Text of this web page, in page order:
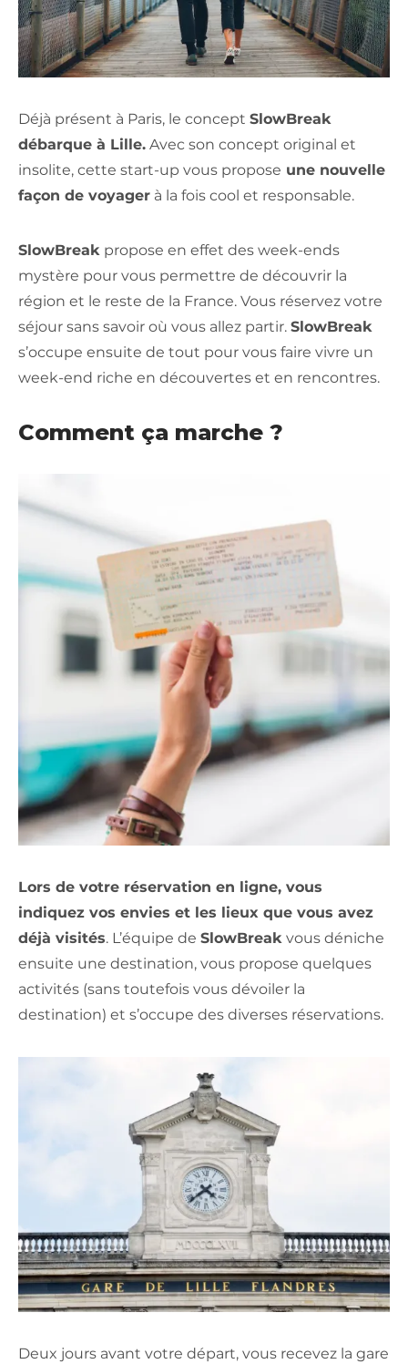
Déjà présent à Paris, le concept SlowBreak
débarque à Lille. Avec son concept original et
insolite, cette start-up vous propose une nouvelle
façon de voyager à la fois cool et responsable.
SlowBreak propose en effet des week-ends
mystère pour vous permettre de découvrir la
région et le reste de la France. Vous réservez votre
séjour sans savoir où vous allez partir. SlowBreak
s’occupe ensuite de tout pour vous faire vivre un
week-end riche en découvertes et en rencontres.
Comment ça marche ?
Lors de votre réservation en ligne, vous
indiquez vos envies et les lieux que vous avez
déjà visités. L’équipe de SlowBreak vous déniche
ensuite une destination, vous propose quelques
activités (sans toutefois vous dévoiler la
destination) et s’occupe des diverses réservations.
Deux jours avant votre départ, vous recevez la gare